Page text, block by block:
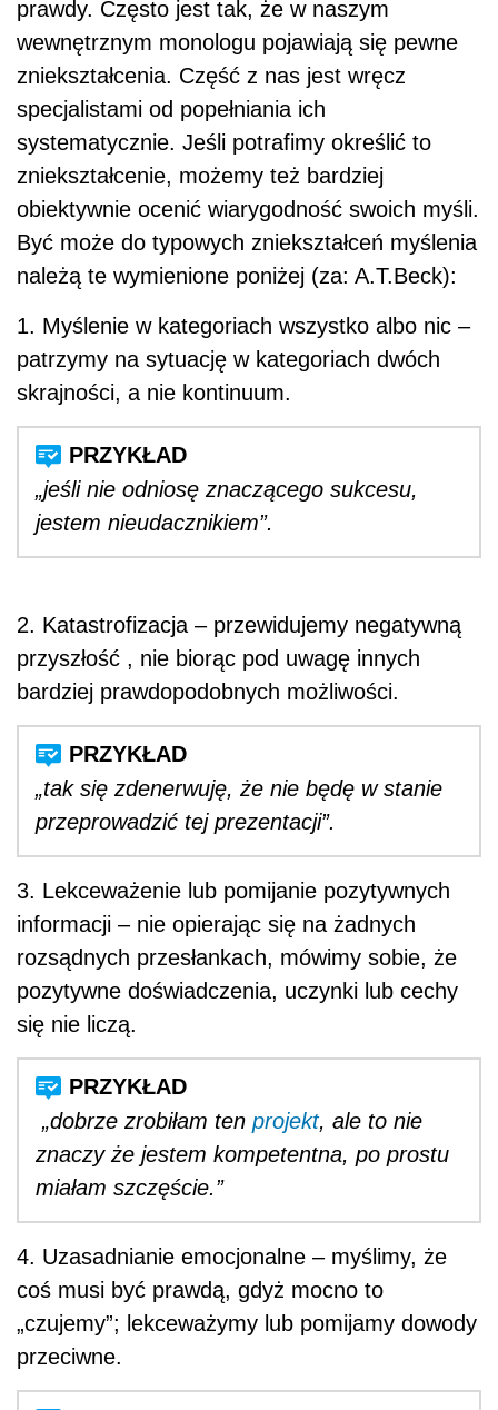
prawdy. Często jest tak, że w naszym
wewnętrznym monologu pojawiają się pewne
zniekształcenia. Część z nas jest wręcz
specjalistami od popełniania ich
systematycznie. Jeśli potrafimy określić to
zniekształcenie, możemy też bardziej
obiektywnie ocenić wiarygodność swoich myśli.
Być może do typowych zniekształceń myślenia
należą te wymienione poniżej (za: A.T.Beck):
1. Myślenie w kategoriach wszystko albo nic –
patrzymy na sytuację w kategoriach dwóch
skrajności, a nie kontinuum.
„jeśli nie odniosę znaczącego sukcesu,
jestem nieudacznikiem”.
2. Katastrofizacja – przewidujemy negatywną
przyszłość , nie biorąc pod uwagę innych
bardziej prawdopodobnych możliwości.
„tak się zdenerwuję, że nie będę w stanie
przeprowadzić tej prezentacji”.
3. Lekceważenie lub pomijanie pozytywnych
informacji – nie opierając się na żadnych
rozsądnych przesłankach, mówimy sobie, że
pozytywne doświadczenia, uczynki lub cechy
się nie liczą.
„dobrze zrobiłam ten projekt, ale to nie
znaczy że jestem kompetentna, po prostu
miałam szczęście.”
4. Uzasadnianie emocjonalne – myślimy, że
coś musi być prawdą, gdyż mocno to
„czujemy”; lekceważymy lub pomijamy dowody
przeciwne.